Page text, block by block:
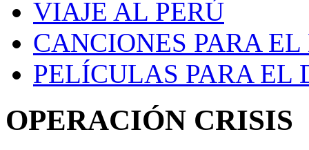
VIAJE AL PERÚ
CANCIONES PARA EL
PELÍCULAS PARA EL
OPERACIÓN CRISIS